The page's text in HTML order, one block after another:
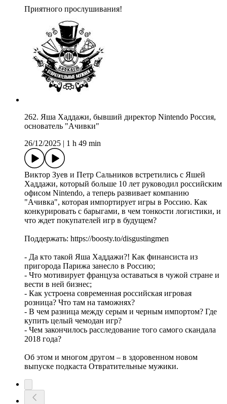
Приятного прослушивания!
262. Яша Хаддажи, бывший директор Nintendo Россия,
основатель "Ачивки"
26/12/2025
1 h 49 min
Виктор Зуев и Петр Сальников встретились с Яшей
Хаддажи, который больше 10 лет руководил российским
офисом Nintendo, а теперь развивает компанию
"Ачивка", которая импортирует игры в Россию. Как
конкурировать с барыгами, в чем тонкости логистики, и
что ждет покупателей игр в будущем?
Поддержать: https://boosty.to/disgustingmen
- Да кто такой Яша Хаддажи?! Как финансиста из
пригорода Парижа занесло в Россию;
- Что мотивирует француза оставаться в чужой стране и
вести в ней бизнес;
- Как устроена современная российская игровая
розница? Что там на таможнях?
- В чем разница между серым и черным импортом? Где
купить целый чемодан игр?
- Чем закончилось расследование того самого скандала
2018 года?
Об этом и многом другом – в здоровенном новом
выпуске подкаста Отвратительные мужики.